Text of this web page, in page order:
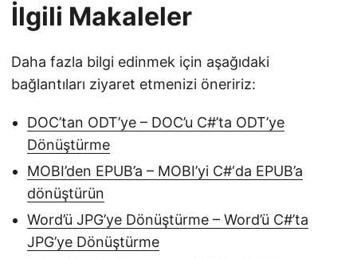
İlgili Makaleler
Daha fazla bilgi edinmek için aşağıdaki
bağlantıları ziyaret etmenizi öneririz:
DOC’tan ODT’ye – DOC’u C#’ta ODT’ye
Dönüştürme
MOBI’den EPUB’a – MOBI’yi C#‘da EPUB’a
dönüştürün
Word’ü JPG’ye Dönüştürme – Word’ü C#’ta
JPG’ye Dönüştürme